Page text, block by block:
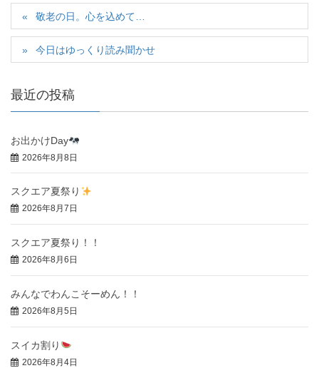
敬老の日。心を込めて…
今日はゆっくり読み聞かせ
最近の投稿
お出かけDay
2026年8月8日
スクエア夏祭り
2026年8月7日
スクエア夏祭り！！
2026年8月6日
みんなでわんこそーめん！！
2026年8月5日
スイカ割り
2026年8月4日